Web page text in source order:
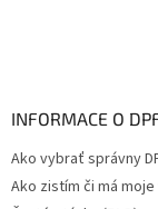
INFORMACE O
Ako vybrať správny
Ako zistím či má